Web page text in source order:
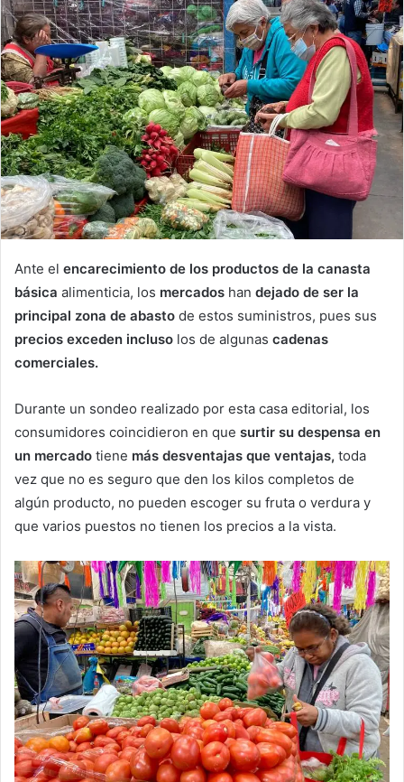
Ante el encarecimiento de los productos de la canasta
básica alimenticia, los mercados han dejado de ser la
principal zona de abasto de estos suministros, pues sus
precios exceden incluso los de algunas cadenas
comerciales.
Durante un sondeo realizado por esta casa editorial, los
consumidores coincidieron en que surtir su despensa en
un mercado tiene más desventajas que ventajas, toda
vez que no es seguro que den los kilos completos de
algún producto, no pueden escoger su fruta o verdura y
que varios puestos no tienen los precios a la vista.